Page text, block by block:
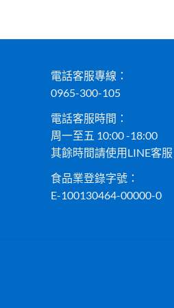
電話客服專線：
0965-300-105
電話客服時間：
周一至五 10:00 -18:00
其餘時間請使用LINE客服
食品業登錄字號：
E-100130464-00000-0